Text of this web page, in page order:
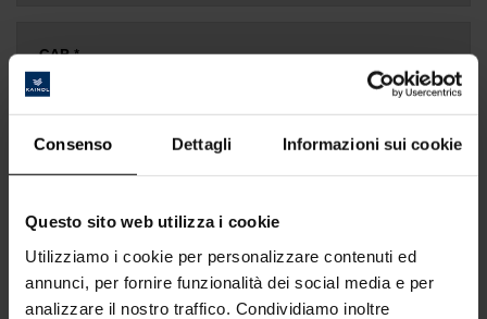
Consenso Dettagli Informazioni sui cookie
Questo sito web utilizza i cookie
Utilizziamo i cookie per personalizzare contenuti ed
annunci, per fornire funzionalità dei social media e per
analizzare il nostro traffico. Condividiamo inoltre